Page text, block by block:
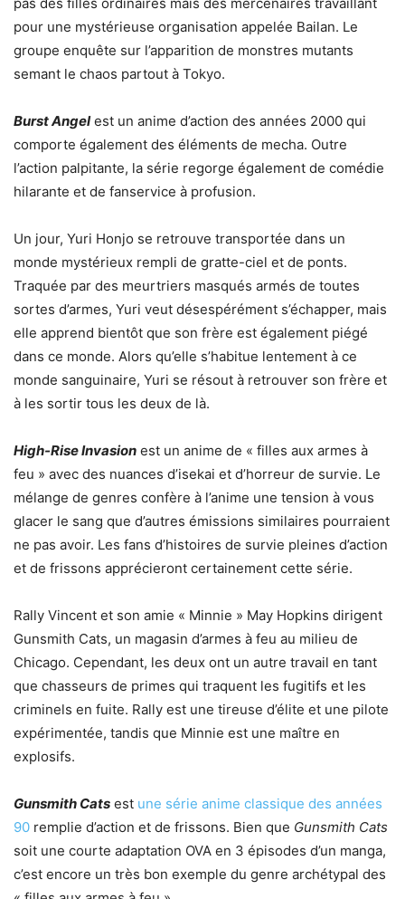
pour une mystérieuse organisation appelée Bailan. Le
groupe enquête sur l’apparition de monstres mutants
semant le chaos partout à Tokyo.
Burst Angelest un anime d’action des années 2000 qui
comporte également des éléments de mecha. Outre
l’action palpitante, la série regorge également de comédie
hilarante et de fanservice à profusion.
Un jour, Yuri Honjo se retrouve transportée dans un
monde mystérieux rempli de gratte-ciel et de ponts.
Traquée par des meurtriers masqués armés de toutes
sortes d’armes, Yuri veut désespérément s’échapper, mais
elle apprend bientôt que son frère est également piégé
dans ce monde. Alors qu’elle s’habitue lentement à ce
monde sanguinaire, Yuri se résout à retrouver son frère et
à les sortir tous les deux de là.
High-Rise Invasion est un anime de « filles aux armes à
feu » avec des nuances d’isekai et d’horreur de survie. Le
mélange de genres confère à l’anime une tension à vous
glacer le sang que d’autres émissions similaires pourraient
ne pas avoir. Les fans d’histoires de survie pleines d’action
et de frissons apprécieront certainement cette série.
Rally Vincent et son amie « Minnie » May Hopkins dirigent
Gunsmith Cats, un magasin d’armes à feu au milieu de
Chicago. Cependant, les deux ont un autre travail en tant
que chasseurs de primes qui traquent les fugitifs et les
criminels en fuite. Rally est une tireuse d’élite et une pilote
expérimentée, tandis que Minnie est une maître en
explosifs.
Gunsmith Cats est une série anime classique des années
90 remplie d’action et de frissons. Bien que Gunsmith Cats
soit une courte adaptation OVA en 3 épisodes d’un manga,
c’est encore un très bon exemple du genre archétypal des